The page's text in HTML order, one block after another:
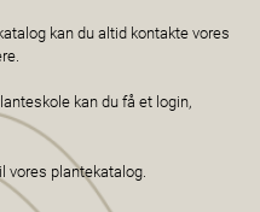
kan du altid kontakte vores
kan du få et login,
vores plantekatalog.